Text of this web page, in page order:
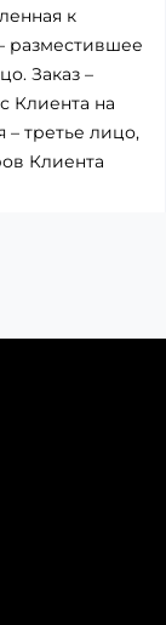
к
разместившее
Заказ –
Клиента на
– третье лицо,
Клиента